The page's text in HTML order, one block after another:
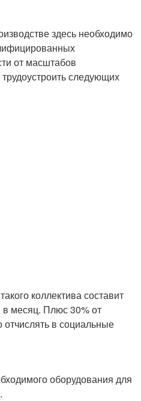
здесь необходимо
от масштабов
следующих
коллектива составит
месяц. Плюс 30% от
в социальные
оборудования для